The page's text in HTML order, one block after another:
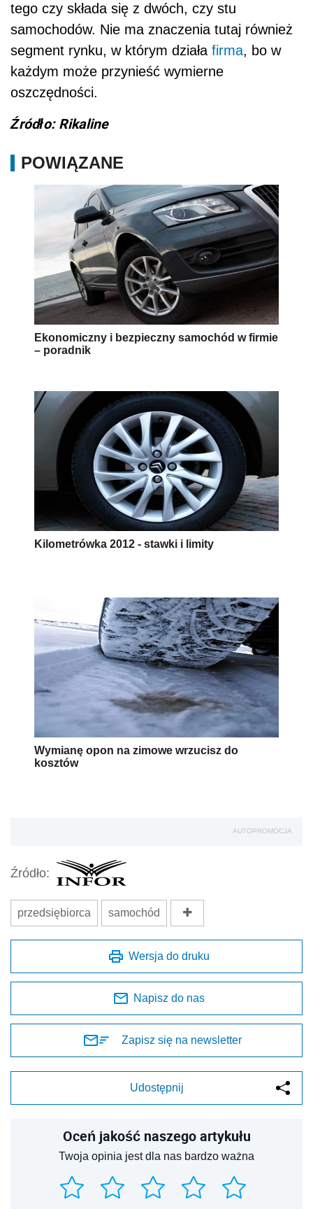
tego czy składa się z dwóch, czy stu
samochodów. Nie ma znaczenia tutaj również
segment rynku, w którym działa firma, bo w
każdym może przynieść wymierne
oszczędności.
Źródło: Rikaline
POWIĄZANE
Ekonomiczny i bezpieczny samochód w firmie
– poradnik
Kilometrówka 2012 - stawki i limity
Wymianę opon na zimowe wrzucisz do
kosztów
AUTOPROMOCJA
Źródło:
przedsiębiorca samochód
Wersja do druku
Napisz do nas
Zapisz się na newsletter
Udostępnij
Oceń jakość naszego artykułu
Twoja opinia jest dla nas bardzo ważna